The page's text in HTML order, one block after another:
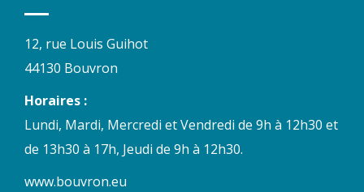
12, rue Louis Guihot
44130 Bouvron
Horaires :
Lundi, Mardi, Mercredi et Vendredi de 9h à 12h30 et
de 13h30 à 17h, Jeudi de 9h à 12h30.
www.bouvron.eu